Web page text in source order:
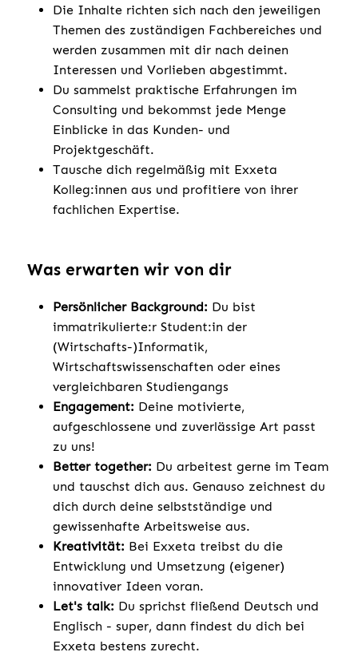
Die Inhalte richten sich nach den jeweiligen
Themen des zuständigen Fachbereiches und
werden zusammen mit dir nach deinen
Interessen und Vorlieben abgestimmt.
Du sammelst praktische Erfahrungen im
Consulting und bekommst jede Menge
Einblicke in das Kunden- und
Projektgeschäft.
Tausche dich regelmäßig mit Exxeta
Kolleg:innen aus und profitiere von ihrer
fachlichen Expertise.
Was erwarten wir von dir
Persönlicher Background: Du bist
immatrikulierte:r Student:in der
(Wirtschafts-)Informatik,
Wirtschaftswissenschaften oder eines
vergleichbaren Studiengangs
Engagement: Deine motivierte,
aufgeschlossene und zuverlässige Art passt
zu uns!
Better together: Du arbeitest gerne im Team
und tauschst dich aus. Genauso zeichnest du
dich durch deine selbstständige und
gewissenhafte Arbeitsweise aus.
Kreativität: Bei Exxeta treibst du die
Entwicklung und Umsetzung (eigener)
innovativer Ideen voran.
Let's talk: Du sprichst fließend Deutsch und
Englisch - super, dann findest du dich bei
Exxeta bestens zurecht.